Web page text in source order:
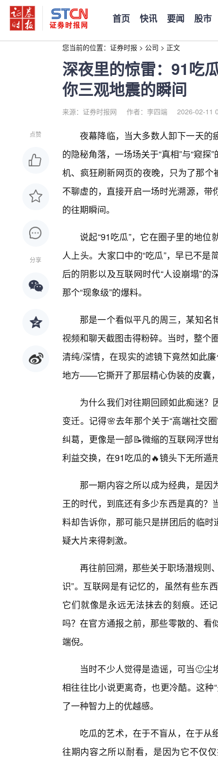
首页 快讯 要闻 股市
您当前的位置： 证券时报 > 公司 > 正文
深夜里的惊雷：91吃
你三观地震的瞬间
来源：证券时报网 作者：李四端 2026-02-11
点赞
分享
夜幕降临，当大多数人卸下一天的
的隐秘角落，一场场关于“真相”与“窥
机、疯狂刷新网页的夜晚，只为了那个
不聊虚的，直接开启一场时光溯源，
的往期瞬间。
说起“91吃瓜”，它在圈子里的地
人上头。大家口中的“吃瓜”，早已不
后的阴影以及互联网时代“人设崩塌”
那个“现象级”的爆料。
那是一个看似平凡的周三，某知
视频和聊天截图击得粉碎。当时，整个
清纯/深情，在现实的滤镜下竟然如此
地方——它撕开了那层精心伪装的皮囊
为什么我们对往期回顾如此痴迷
变迁。记得🌸去年那个关于“高端社交
纠葛，更像是一部📝微缩的互联网浮
利益交换，在91吃瓜的🔥镜头下无所遁
那一期内容之所以成为经典，是
王的时代，到底还有多少东西是真的
料却告诉你，那可能只是拼团后的临
疑大片来得刺激。
再往前回溯，那些关于职场潜规则
识”。互联网是有记忆的，虽然有些东
它们就像是永远无法抹去的刻痕。还
吗？在官方通报之前，那些零散的、
端倪。
当时不少人觉得是造谣，可当🙂
相往往比小说更离奇，也更冷酷。这
了一种智力上的优越感。
吃瓜的艺术，在于不盲从，在于从
往期内容之所以耐看，是因为它不仅